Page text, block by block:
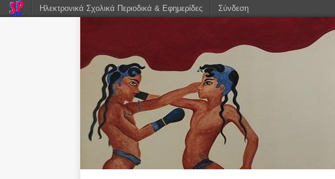
Ηλεκτρονικά Σχολικά Περιοδικά & Εφημερίδες Σύνδεση